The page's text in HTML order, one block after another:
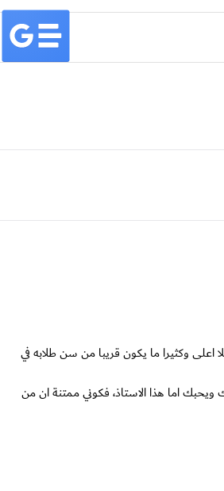
اعلى وكثيرا ما يكون قريبا من سن طلابه في
اما هذا الاستاذ، فكوني ممتنة ان من